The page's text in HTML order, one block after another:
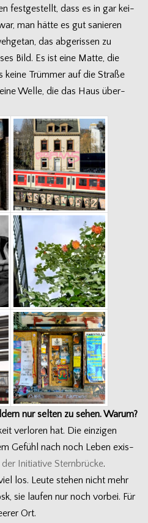
fest­ge­stellt, dass es in gar kei­
man hätte es gut sanie­ren
das abge­ris­sen zu
Bild. Es ist eine Matte, die
keine Trüm­mer auf die Straße
Welle, die das Haus über­
nur sel­ten zu sehen. Warum?
ver­lo­ren hat. Die ein­zi­gen
Gefühl nach noch Leben exis­
Initia­tive Stern­brü­cke.
los. Leute ste­hen nicht mehr
sie lau­fen nur noch vor­bei. Für
Ort.